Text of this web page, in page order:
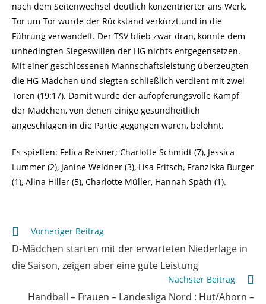
nach dem Seitenwechsel deutlich konzentrierter ans Werk.
Tor um Tor wurde der Rückstand verkürzt und in die
Führung verwandelt. Der TSV blieb zwar dran, konnte dem
unbedingten Siegeswillen der HG nichts entgegensetzen.
Mit einer geschlossenen Mannschaftsleistung überzeugten
die HG Mädchen und siegten schließlich verdient mit zwei
Toren (19:17). Damit wurde der aufopferungsvolle Kampf
der Mädchen, von denen einige gesundheitlich
angeschlagen in die Partie gegangen waren, belohnt.
Es spielten: Felica Reisner; Charlotte Schmidt (7), Jessica
Lummer (2), Janine Weidner (3), Lisa Fritsch, Franziska Burger
(1), Alina Hiller (5), Charlotte Müller, Hannah Späth (1).
Weitere
Artikel
ansehen
Vorheriger Beitrag
D-Mädchen starten mit der erwarteten Niederlage in
die Saison, zeigen aber eine gute Leistung
Nächster Beitrag
Handball – Frauen – Landesliga Nord : Hut/Ahorn –